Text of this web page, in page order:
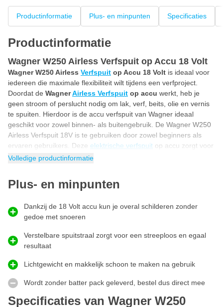
Productinformatie Plus- en minpunten Specificaties
Productinformatie
Wagner W250 Airless Verfspuit op Accu 18 Volt
Wagner W250 Airless Verfspuit op Accu 18 Volt is ideaal voor
iedereen die maximale flexibiliteit wilt tijdens een verfproject.
Doordat de WagnerAirless Verfspuit op accu werkt, heb je
geen stroom of perslucht nodig om lak, verf, beits, olie en vernis
te spuiten. Hierdoor is de accu verfspuit van Wagner ideaal
geschikt voor zowel binnen- als buitengebruik. De Wagner W250
Airless Verfspuit 18V is te gebruiken door zowel beginners als
ervaren gebruikers. Deze elektrische verfspuit op accu zorgt voor
een gelijkmatige verneveling waardoor je tijd en energie
van Wagner eenvoudig voorzien van een strakke laag verf of lak.
Voordelen van Wagner W250 accu verfspuit
in en rondom het huis
houtbeschermingsmiddelen en primers
Volledige productinformatie
Plus- en minpunten
Dankzij de 18 Volt accu kun je overal schilderen zonder
gedoe met snoeren
Verstelbare spuitstraal zorgt voor een streeploos en egaal
resultaat
Lichtgewicht en makkelijk schoon te maken na gebruik
Wordt zonder batter pack geleverd, bestel dus direct mee
Specificaties van Wagner W250